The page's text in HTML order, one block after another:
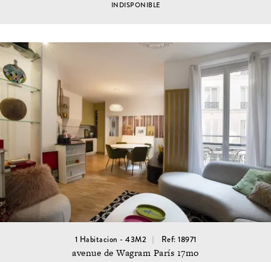
INDISPONIBLE
1 Habitacion - 43M2 Ref: 18971
avenue de Wagram París 17mo